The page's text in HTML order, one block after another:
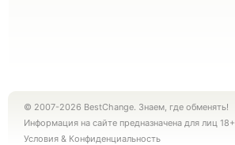
© 2007-2026 BestChange. Знаем, где обменять!
Информация на сайте предназначена для лиц 18+
Условия & Конфиденциальность